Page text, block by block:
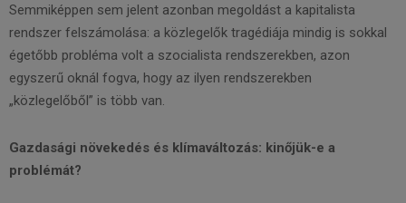
Semmiképpen sem jelent azonban megoldást a kapitalista
rendszer felszámolása: a közlegelők tragédiája mindig is sokkal
égetőbb probléma volt a szocialista rendszerekben, azon
egyszerű oknál fogva, hogy az ilyen rendszerekben
„közlegelőből” is több van.
Gazdasági növekedés és klímaváltozás: kinőjük-e a
problémát?